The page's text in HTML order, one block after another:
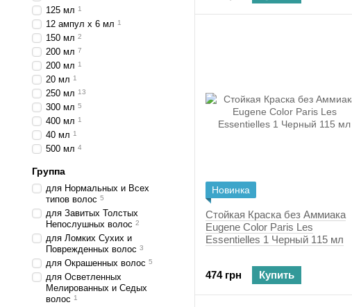
Новинка
Стойкая Краска без Аммиака
Eugene Color Paris Les
Essentielles 1 Черный 115 мл
474 грн Купить
125 мл 1
12 ампул х 6 мл 1
150 мл 2
200 мл 7
200 мл 1
20 мл 1
250 мл 13
300 мл 5
400 мл 1
40 мл 1
500 мл 4
Группа
для Нормальных и Всех
типов волос 5
для Завитых Толстых
Непослушных волос 2
для Ломких Сухих и
Поврежденных волос 3
для Окрашенных волос 5
для Осветленных
Мелированных и Седых
волос 1